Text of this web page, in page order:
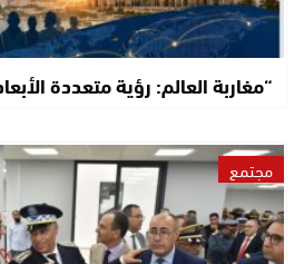
“مغاربة العالم: رؤية متعددة
مجتمع